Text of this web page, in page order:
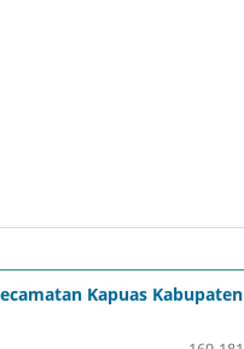
Kapuas Kabupaten